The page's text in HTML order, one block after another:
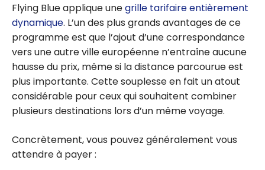
Flying Blue applique unegrille tarifaire entièrement
dynamique. L’un des plus grands avantages de ce
programme est que l’ajout d’une correspondance
vers une autre ville européenne n’entraîne aucune
hausse du prix, même si la distance parcourue est
plus importante. Cette souplesse en fait un atout
considérable pour ceux qui souhaitent combiner
plusieurs destinations lors d’un même voyage.
Concrètement, vous pouvez généralement vous
attendre à payer :